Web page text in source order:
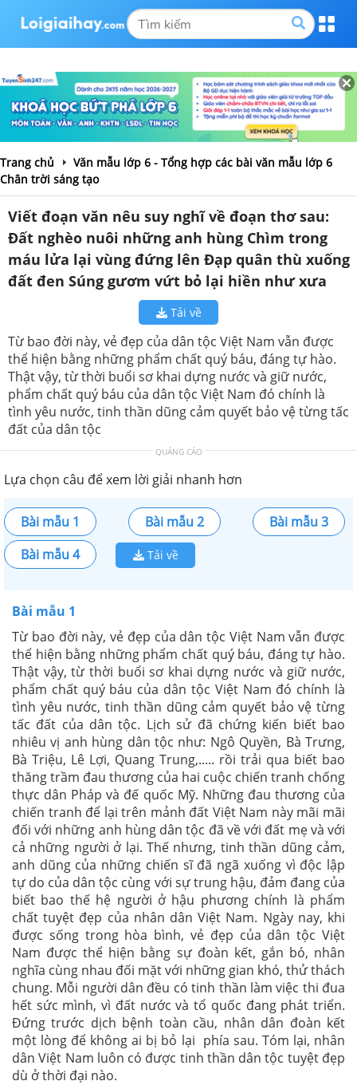
Trang chủ
Văn mẫu lớp 6 - Tổng hợp các bài văn mẫu lớp 6
Chân trời sáng tạo
Viết đoạn văn nêu suy nghĩ về đoạn thơ sau:
Đất nghèo nuôi những anh hùng Chìm trong
máu lửa lại vùng đứng lên Đạp quân thù xuống
đất đen Súng gươm vứt bỏ lại hiền như xưa
Tải về
Từ bao đời này, vẻ đẹp của dân tộc Việt Nam vẫn được
thể hiện bằng những phẩm chất quý báu, đáng tự hào.
Thật vậy, từ thời buổi sơ khai dựng nước và giữ nước,
phẩm chất quý báu của dân tộc Việt Nam đó chính là
tình yêu nước, tinh thần dũng cảm quyết bảo vệ từng tấc
đất của dân tộc
QUẢNG CÁO
Lựa chọn câu để xem lời giải nhanh hơn
Bài mẫu 1 Bài mẫu 2
Bài mẫu 3
Bài mẫu 4
Tải về
Bài mẫu 1
Từ bao đời này, vẻ đẹp của dân tộc Việt Nam vẫn được
thể hiện bằng những phẩm chất quý báu, đáng tự hào.
Thật vậy, từ thời buổi sơ khai dựng nước và giữ nước,
phẩm chất quý báu của dân tộc Việt Nam đó chính là
tình yêu nước, tinh thần dũng cảm quyết bảo vệ từng
tấc đất của dân tộc. Lịch sử đã chứng kiến biết bao
nhiêu vị anh hùng dân tộc như: Ngô Quyền, Bà Trưng,
Bà Triệu, Lê Lợi, Quang Trung,..... rồi trải qua biết bao
thăng trầm đau thương của hai cuộc chiến tranh chống
thực dân Pháp và đế quốc Mỹ. Những đau thương của
chiến tranh để lại trên mảnh đất Việt Nam này mãi mãi
đối với những anh hùng dân tộc đã về với đất mẹ và với
cả những người ở lại. Thế nhưng, tinh thần dũng cảm,
anh dũng của những chiến sĩ đã ngã xuống vì độc lập
tự do của dân tộc cùng với sự trung hậu, đảm đang của
biết bao thế hệ người ở hậu phương chính là phẩm
chất tuyệt đẹp của nhân dân Việt Nam. Ngày nay, khi
được sống trong hòa bình, vẻ đẹp của dân tộc Việt
Nam được thể hiện bằng sự đoàn kết, gắn bó, nhân
nghĩa cùng nhau đối mặt với những gian khó, thử thách
chung. Mỗi người dân đều có tinh thần làm việc thi đua
hết sức mình, vì đất nước và tổ quốc đang phát triển.
Đứng trước dịch bệnh toàn cầu, nhân dân đoàn kết
một lòng để không ai bị bỏ lại phía sau. Tóm lại, nhân
dân Việt Nam luôn có được tinh thần dân tộc tuyệt đẹp
dù ở thời đại nào.